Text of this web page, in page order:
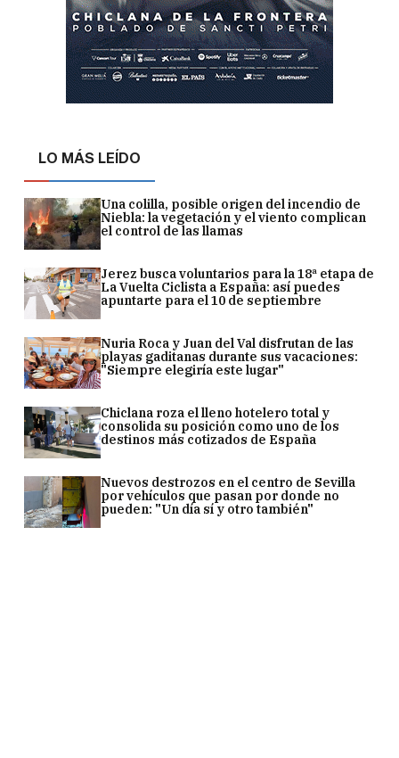
LO MÁS LEÍDO
Una colilla, posible origen del incendio de
Niebla: la vegetación y el viento complican
el control de las llamas
Jerez busca voluntarios para la 18ª etapa de
La Vuelta Ciclista a España: así puedes
apuntarte para el 10 de septiembre
Nuria Roca y Juan del Val disfrutan de las
playas gaditanas durante sus vacaciones:
"Siempre elegiría este lugar"
Chiclana roza el lleno hotelero total y
consolida su posición como uno de los
destinos más cotizados de España
Nuevos destrozos en el centro de Sevilla
por vehículos que pasan por donde no
pueden: "Un día sí y otro también"